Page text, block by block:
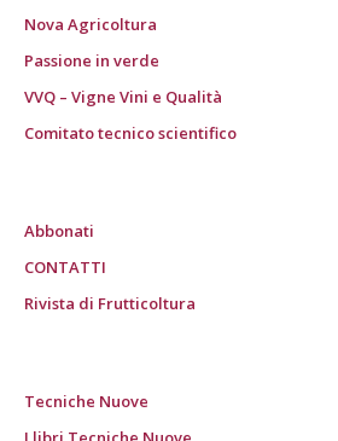
Nova Agricoltura
Passione in verde
VVQ – Vigne Vini e Qualità
Comitato tecnico scientifico
Abbonati
CONTATTI
Rivista di Frutticoltura
Tecniche Nuove